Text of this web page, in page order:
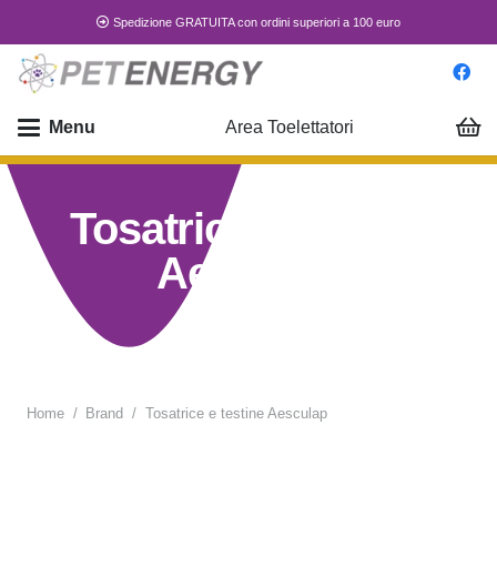
Spedizione GRATUITA con ordini superiori a 100 euro
Menu Area Toelettatori
Tosatrice e testine
Aesculap
Home / Brand / Tosatrice e testine Aesculap